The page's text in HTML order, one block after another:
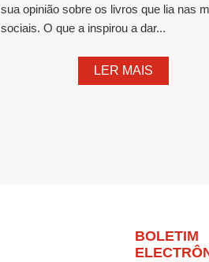
sua opinião sobre os livros que lia nas
sociais. O que a inspirou a dar...
LER MAIS
BOLETIM